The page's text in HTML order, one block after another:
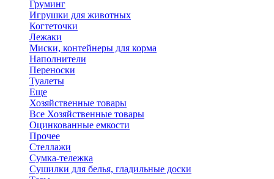
Груминг
Игрушки для животных
Когтеточки
Лежаки
Миски, контейнеры для корма
Наполнители
Переноски
Туалеты
Еще
Хозяйственные товары
Все Хозяйственные товары
Оцинкованные емкости
Прочее
Стеллажи
Сумка-тележка
Сушилки для белья, гладильные доски